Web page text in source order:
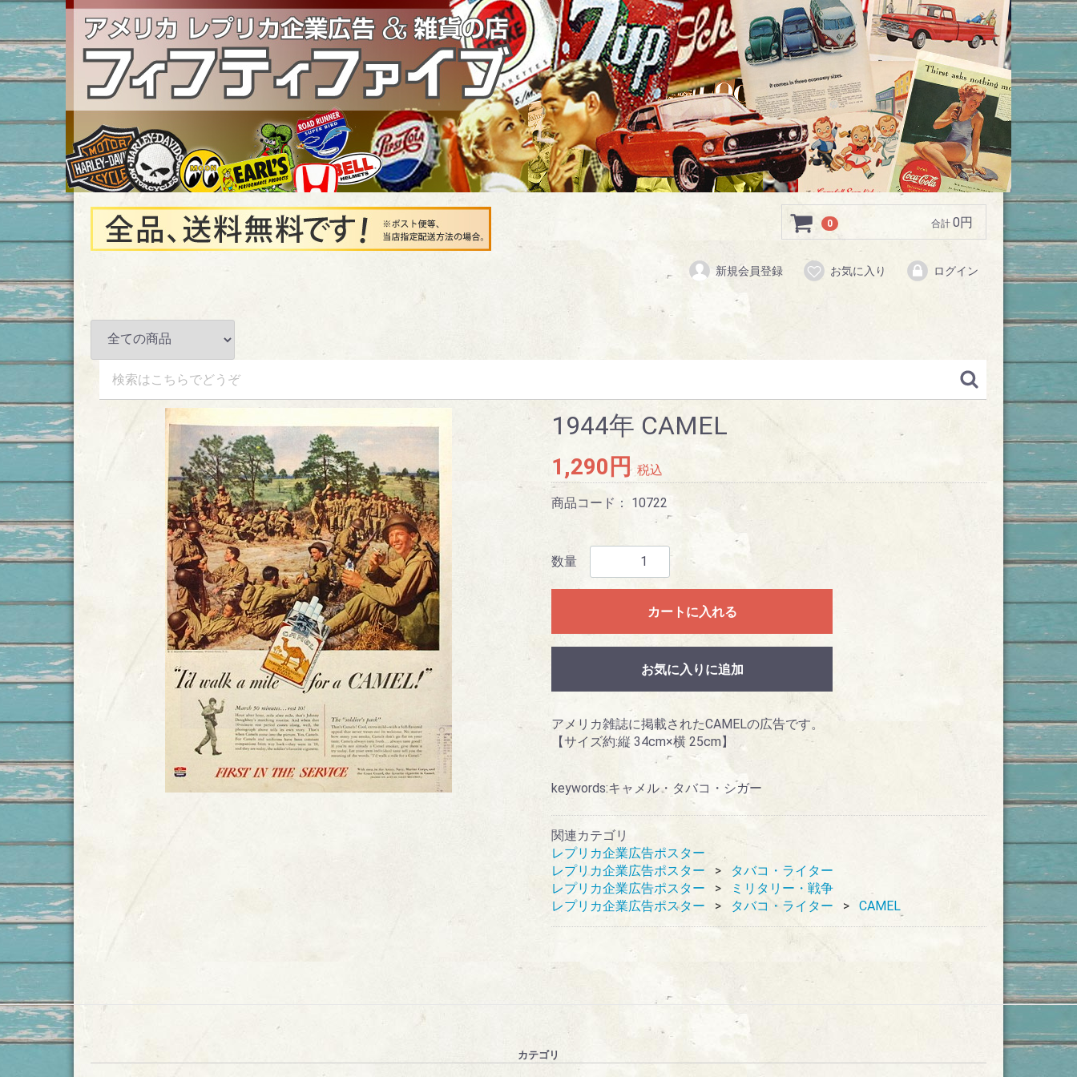
新規会員登録 お気に入り ログイン
0 合計 0円
1944年 CAMEL
1,290円 税込
商品コード： 10722
数量
カートに入れる
お気に入りに追加
アメリカ雑誌に掲載されたCAMELの広告です。
【サイズ約:縦 34cm×横 25cm】
keywords:キャメル・タバコ・シガー
関連カテゴリ
レプリカ企業広告ポスター
レプリカ企業広告ポスター
タバコ・ライター
レプリカ企業広告ポスター
ミリタリー・戦争
レプリカ企業広告ポスター
タバコ・ライター CAMEL
カテゴリ